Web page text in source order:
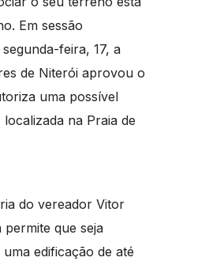
Em sessão
feira, 17, a
de Niterói aprovou o
uma possível
na Praia de
do vereador Vitor
que seja
edificação de até